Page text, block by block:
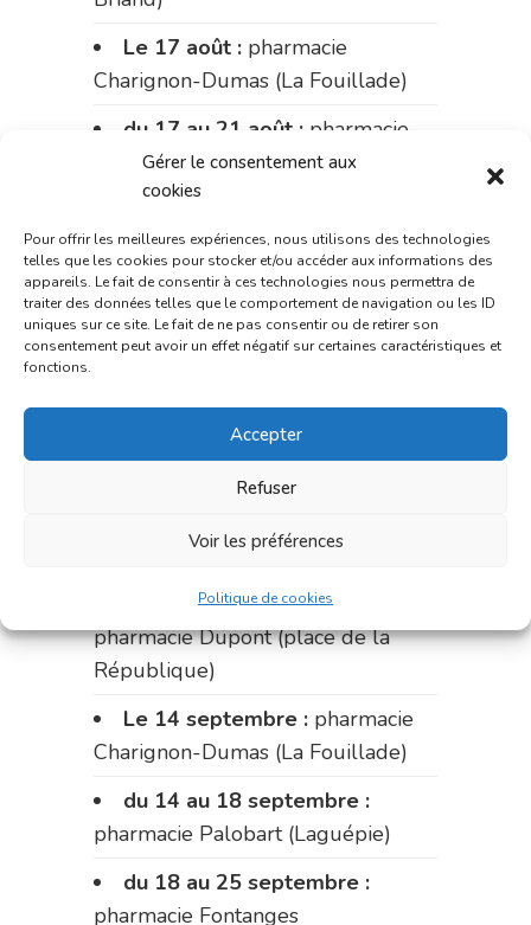
Gérer le consentement aux
cookies
Pour offrir les meilleures expériences, nous utilisons des technologies
telles que les cookies pour stocker et/ou accéder aux informations des
appareils. Le fait de consentir à ces technologies nous permettra de
traiter des données telles que le comportement de navigation ou les ID
uniques sur ce site. Le fait de ne pas consentir ou de retirer son
consentement peut avoir un effet négatif sur certaines caractéristiques et
fonctions.
Accepter
Refuser
Voir les préférences
Politique de cookies
Le 17 août : pharmacie
Charignon-Dumas (La Fouillade)
du 17 au 21 août : pharmacie
Palobart (Laguépie)
Dupont (place de la République)
du 28 au 31 août :pharmacie
Bonnemaire (rue Saint-Jacques)
pharmacie Charignon-Dumas (La
du 4 au 11 septembre :
du 11 au 14 septembre :
pharmacie Dupont (place de la
République)
Le 14 septembre : pharmacie
Charignon-Dumas (La Fouillade)
du 14 au 18 septembre :
pharmacie Palobart (Laguépie)
du 18 au 25 septembre :
pharmacie Fontanges